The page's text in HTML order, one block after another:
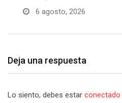
6 agosto, 2026
Deja una respuesta
Lo siento, debes estar conectado